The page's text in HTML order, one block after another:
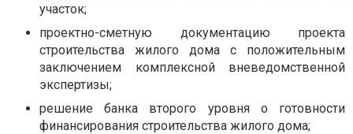
участок;
проектно-сметную документацию проекта
строительства жилого дома с положительным
заключением комплексной вневедомственной
экспертизы;
решение банка второго уровня о готовности
финансирования строительства жилого дома;